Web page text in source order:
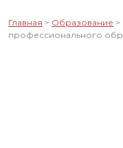
Главная > Образование
профессионального